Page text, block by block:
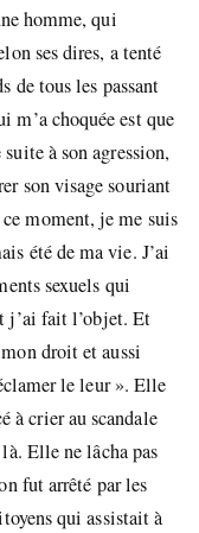
homme, qui
ses dires, a tenté
de tous les passant
m’a choquée est que
à son agression,
son visage souriant
moment, je me suis
été de ma vie. J’ai
sexuels qui
j’ai fait l’objet. Et
droit et aussi
le leur ». Elle
à crier au scandale
Elle ne lâcha pas
fut arrêté par les
qui assistait à